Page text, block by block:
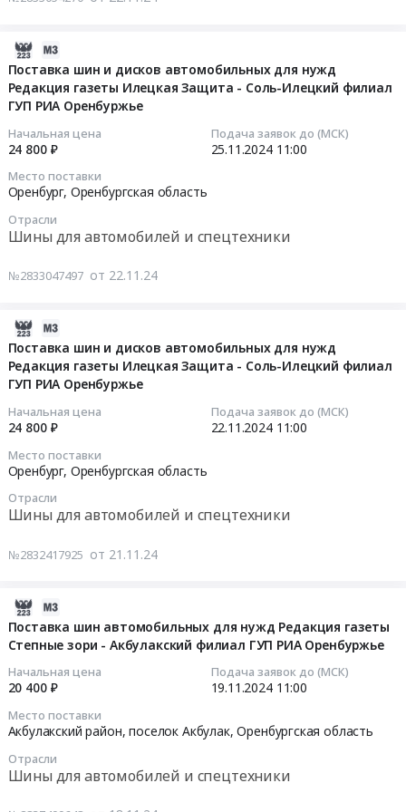
Поставка шин и дисков автомобильных для нужд
Редакция газеты Илецкая Защита - Соль-Илецкий филиал
ГУП РИА Оренбуржье
Начальная цена
24 800 ₽
Подача заявок до (МСК)
25.11.2024 11:00
Место поставки
Оренбург, Оренбургская область
Отрасли
Шины для автомобилей и спецтехники
№2833047497 от 22.11.24
Поставка шин и дисков автомобильных для нужд
Редакция газеты Илецкая Защита - Соль-Илецкий филиал
ГУП РИА Оренбуржье
Начальная цена
24 800 ₽
Подача заявок до (МСК)
22.11.2024 11:00
Место поставки
Оренбург, Оренбургская область
Отрасли
Шины для автомобилей и спецтехники
№2832417925 от 21.11.24
Поставка шин автомобильных для нужд Редакция газеты
Степные зори - Акбулакский филиал ГУП РИА Оренбуржье
Начальная цена
20 400 ₽
Подача заявок до (МСК)
19.11.2024 11:00
Место поставки
Акбулакский район, поселок Акбулак,Оренбургская область
Отрасли
Шины для автомобилей и спецтехники